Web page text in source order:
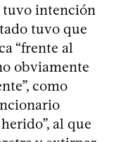
tuvo intención
tuvo que
“frente al
obviamente
como
al que